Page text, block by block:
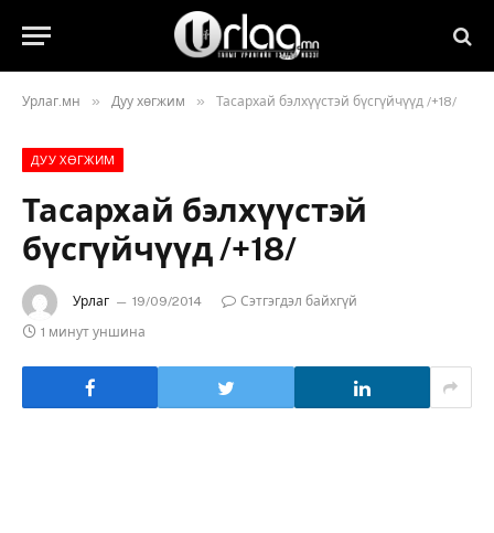
Урлаг.мн » Дуу хөгжим » Тасархай бэлхүүстэй бүсгүйчүүд /+18/
ДУУ ХӨГЖИМ
Тасархай бэлхүүстэй
бүсгүйчүүд /+18/
Урлаг 19/09/2014
Сэтгэгдэл байхгүй
1 минут уншина